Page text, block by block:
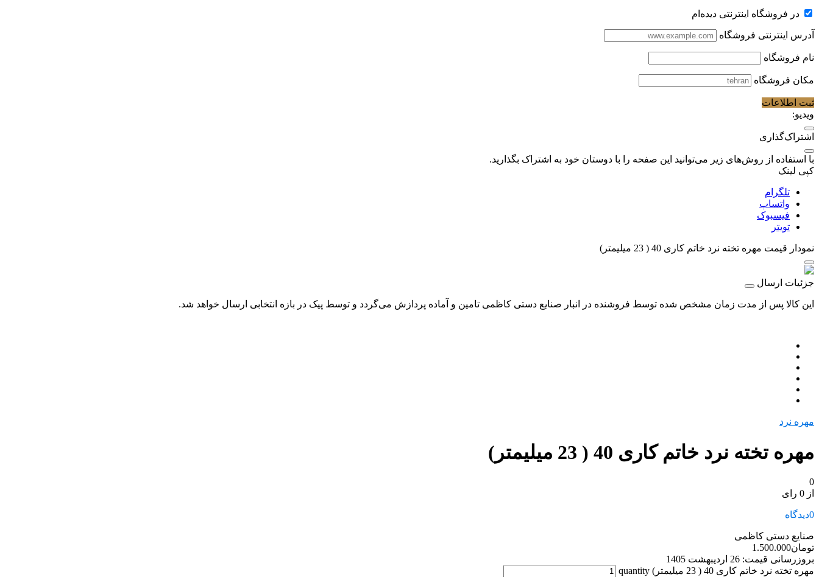
در فروشگاه اینترنتی دیده‌ام
آدرس اینترنتی فروشگاه
نام فروشگاه
مکان فروشگاه
ثبت اطلاعات
ویدیو:
اشتراک‌گذاری
با استفاده از روش‌های زیر می‌توانید این صفحه را با دوستان خود به اشتراک بگذارید.
کپی لینک
تلگرام
واتساپ
فیسبوک
تویتر
نمودار قیمت مهره تخته نرد خاتم کاری 40 ( 23 میلیمتر)
جزئیات ارسال
این کالا پس از مدت زمان مشخص شده توسط فروشنده در انبار صنایع دستی کاظمی تامین و آماده پردازش می‌گردد و توسط پیک در بازه انتخابی ارسال خواهد شد.
مهره نرد
مهره تخته نرد خاتم کاری 40 ( 23 میلیمتر)
0
از 0 رای
0دیدگاه
صنایع دستی کاظمی
تومان1.500.000
بروزرسانی قیمت: 26 اردیبهشت 1405
مهره تخته نرد خاتم کاری 40 ( 23 میلیمتر) quantity